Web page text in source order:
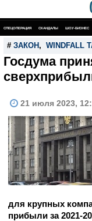
СПЕЦОПЕРАЦИЯ СКАНДАЛЫ ШОУ-БИЗНЕС
# ЗАКОН , WINDFALL
Госдума
21 июля 2023,
для крупных
прибыли за 2021-